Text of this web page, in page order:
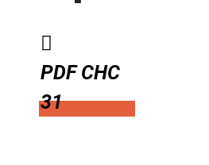
PDF CHC
31